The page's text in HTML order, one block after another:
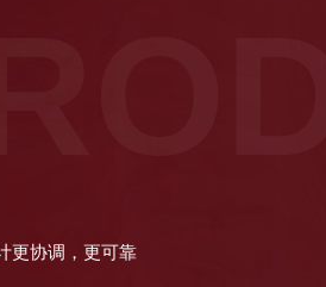
更协调，更可靠